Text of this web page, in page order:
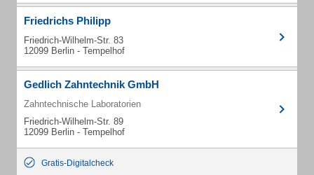
Friedrichs Philipp
Friedrich-Wilhelm-Str. 83
12099 Berlin - Tempelhof
Gedlich Zahntechnik GmbH
Zahntechnische Laboratorien
Friedrich-Wilhelm-Str. 89
12099 Berlin - Tempelhof
Gratis-Digitalcheck